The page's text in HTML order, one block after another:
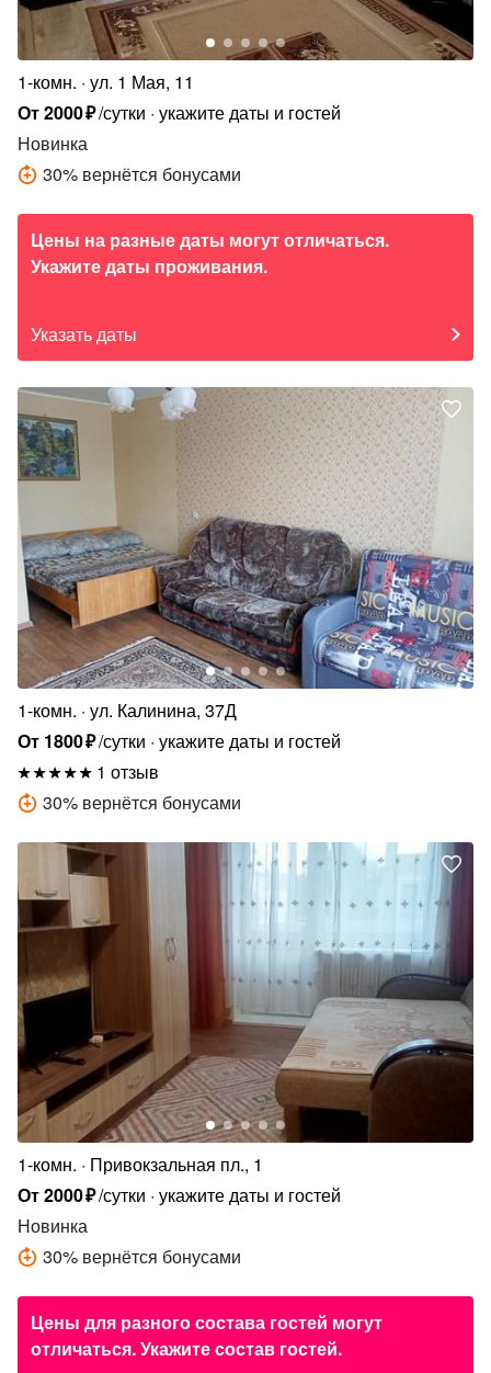
1-комн. ул. 1 Мая, 11
От2000₽/сутки укажите даты и гостей
Новинка
30% вернётся бонусами
Цены на разные даты могут отличаться.
Укажите даты проживания.
Указать даты
1-комн. ул. Калинина, 37Д
От 1800₽/сутки укажите даты и гостей
1 отзыв
30% вернётся бонусами
1-комн.
Привокзальная пл., 1
От2000₽/сутки укажите даты и гостей
Новинка
30% вернётся бонусами
Цены для разного состава гостей могут
отличаться. Укажите состав гостей.